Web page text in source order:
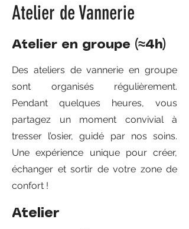
Atelier de Vannerie
Atelier en groupe (≈4h)
Des ateliers de vannerie en groupe
sont organisés régulièrement.
Pendant quelques heures, vous
partagez un moment convivial à
tresser l’osier, guidé par nos soins.
Une expérience unique pour créer,
échanger et sortir de votre zone de
confort !
Atelier